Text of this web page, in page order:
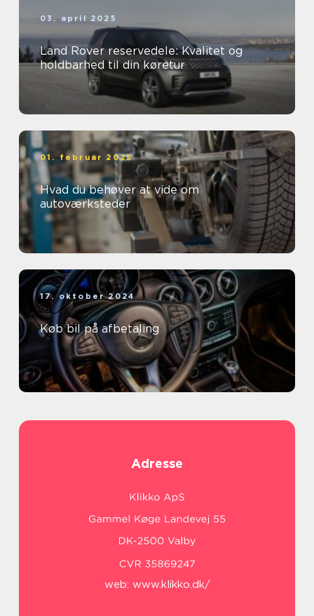
03. april 2025
Land Rover reservedele: Kvalitet og
holdbarhed til din køretur
01. februar 2025
Hvad du behøver at vide om
autoværksteder
17. oktober 2024
Køb bil på afbetaling
Adresse
web: www.klikko.dk/